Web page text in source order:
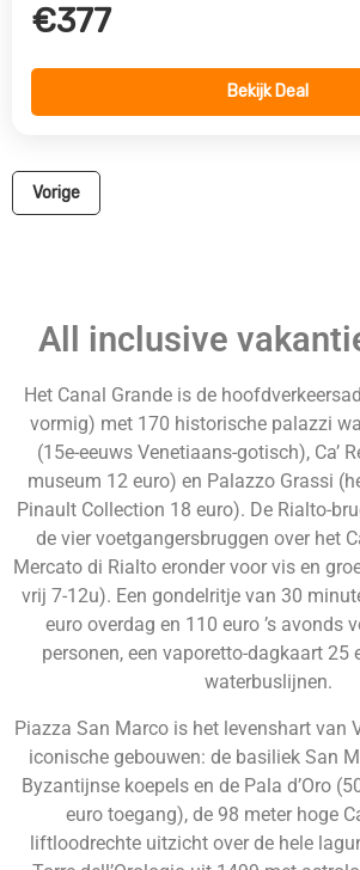
€377
Bekijk Deal
Vorige
All inclusive
Het Canal Grande is de
vormig) met 170 historische palazzi
(15e-eeuws Venetiaans-gotisch), Ca’
museum 12 euro) en Palazzo Grassi
Pinault Collection 18 euro). De Rialto-
de vier voetgangersbruggen over het
Mercato di Rialto eronder voor vis en
vrij 7-12u). Een gondelritje van 30
euro overdag en 110 euro ’s avonds
personen, een vaporetto-dagkaart 25
waterbuslijnen.
Piazza San Marco is het levenshart van
iconische gebouwen: de basiliek San
Byzantijnse koepels en de Pala d’Oro
euro toegang), de 98 meter hoge
liftloodrechte uitzicht over de hele